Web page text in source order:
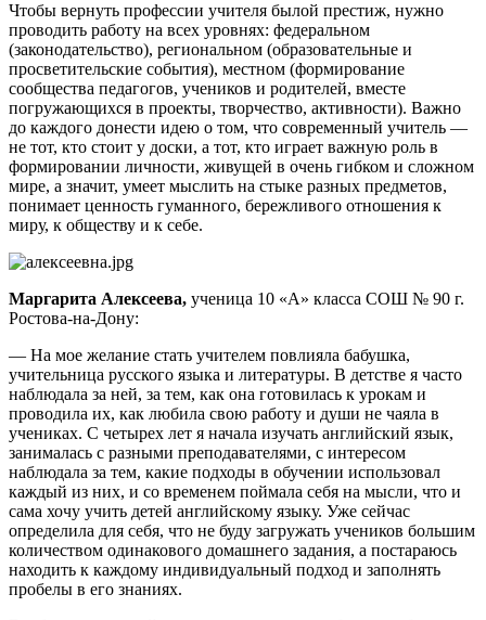
Чтобы вернуть профессии учителя былой престиж, нужно
проводить работу на всех уровнях: федеральном
(законодательство), региональном (образовательные и
просветительские события), местном (формирование
сообщества педагогов, учеников и родителей, вместе
погружающихся в проекты, творчество, активности). Важно
до каждого донести идею о том, что современный учитель —
не тот, кто стоит у доски, а тот, кто играет важную роль в
формировании личности, живущей в очень гибком и сложном
мире, а значит, умеет мыслить на стыке разных предметов,
понимает ценность гуманного, бережливого отношения к
миру, к обществу и к себе.
Маргарита Алексеева, ученица 10 «А» класса СОШ № 90 г.
Ростова-на-Дону:
— На мое желание стать учителем повлияла бабушка,
учительница русского языка и литературы. В детстве я часто
наблюдала за ней, за тем, как она готовилась к урокам и
проводила их, как любила свою работу и души не чаяла в
учениках. С четырех лет я начала изучать английский язык,
занималась с разными преподавателями, с интересом
наблюдала за тем, какие подходы в обучении использовал
каждый из них, и со временем поймала себя на мысли, что и
сама хочу учить детей английскому языку. Уже сейчас
определила для себя, что не буду загружать учеников большим
количеством одинакового домашнего задания, а постараюсь
находить к каждому индивидуальный подход и заполнять
пробелы в его знаниях.